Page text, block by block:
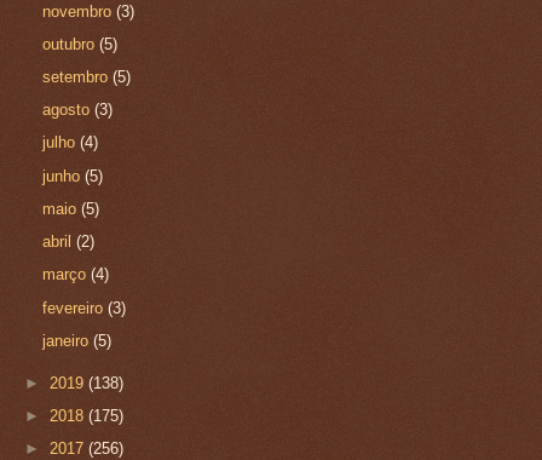
novembro(3)
outubro(5)
setembro(5)
agosto(3)
julho(4)
junho(5)
maio(5)
abril(2)
março(4)
fevereiro(3)
janeiro(5)
► 2019 (138)
► 2018 (175)
► 2017 (256)